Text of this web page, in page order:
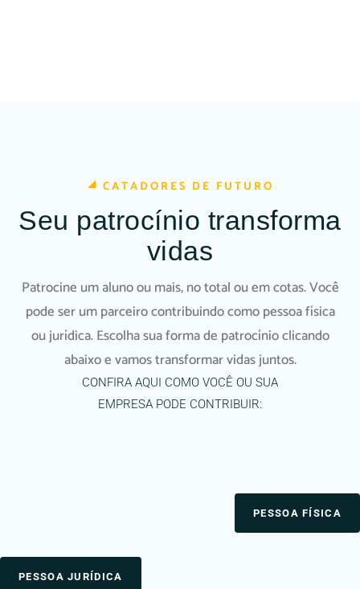
CATADORES DE FUTURO
Seu patrocínio transforma
vidas
Patrocine um aluno ou mais, no total ou em cotas. Você
pode ser um parceiro contribuindo como pessoa física
ou jurídica. Escolha sua forma de patrocínio clicando
abaixo e vamos transformar vidas juntos.
CONFIRA AQUI COMO VOCÊ OU SUA
EMPRESA PODE CONTRIBUIR:
PESSOA FÍSICA
PESSOA JURÍDICA